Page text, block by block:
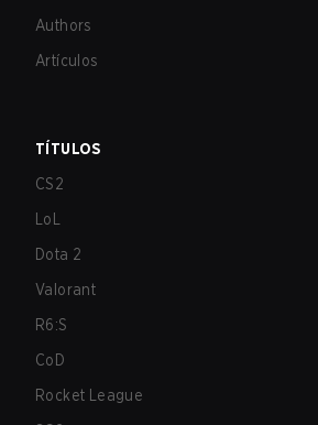
Authors
Artículos
TÍTULOS
CS2
LoL
Dota 2
Valorant
R6:S
CoD
Rocket League